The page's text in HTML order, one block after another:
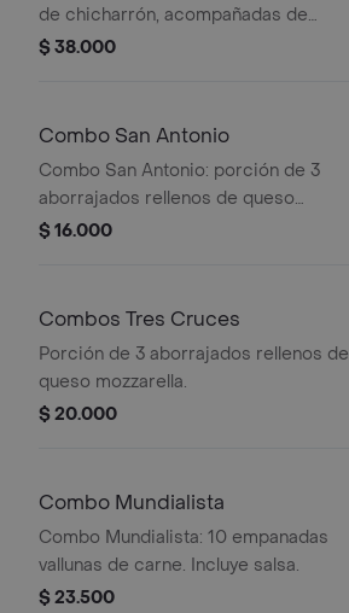
de chicharrón, acompañadas de
salsa.
$ 38.000
Combo San Antonio
Combo San Antonio: porción de 3
aborrajados rellenos de queso
cuajada.
$ 16.000
Combos Tres Cruces
Porción de 3 aborrajados rellenos de
queso mozzarella.
$ 20.000
Combo Mundialista
Combo Mundialista: 10 empanadas
vallunas de carne. Incluye salsa.
$ 23.500